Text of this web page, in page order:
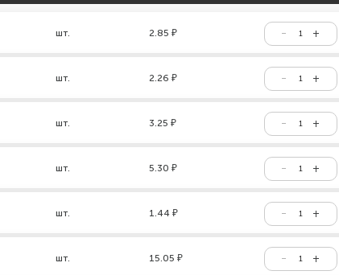
шт. 2.85 ₽
шт. 2.26 ₽
шт. 3.25 ₽
шт. 5.30 ₽
шт. 1.44 ₽
шт. 15.05 ₽